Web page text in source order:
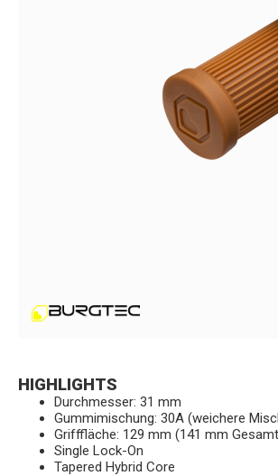
HIGHLIGHTS
Durchmesser: 31 mm
Gummimischung: 30A (weichere
Grifffläche: 129 mm (141 mm
Single Lock-On
Tapered Hybrid Core